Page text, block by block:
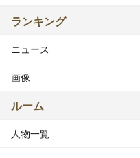
ランキング
ニュース
画像
ルーム
人物一覧